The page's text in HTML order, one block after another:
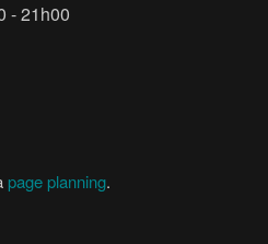
- 21h00
page planning.